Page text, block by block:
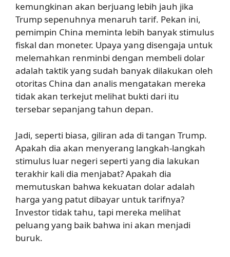
kemungkinan akan berjuang lebih jauh jika
Trump sepenuhnya menaruh tarif. Pekan ini,
pemimpin China meminta lebih banyak stimulus
fiskal dan moneter. Upaya yang disengaja untuk
melemahkan renminbi dengan membeli dolar
adalah taktik yang sudah banyak dilakukan oleh
otoritas China dan analis mengatakan mereka
tidak akan terkejut melihat bukti dari itu
tersebar sepanjang tahun depan.
Jadi, seperti biasa, giliran ada di tangan Trump.
Apakah dia akan menyerang langkah-langkah
stimulus luar negeri seperti yang dia lakukan
terakhir kali dia menjabat? Apakah dia
memutuskan bahwa kekuatan dolar adalah
harga yang patut dibayar untuk tarifnya?
Investor tidak tahu, tapi mereka melihat
peluang yang baik bahwa ini akan menjadi
buruk.